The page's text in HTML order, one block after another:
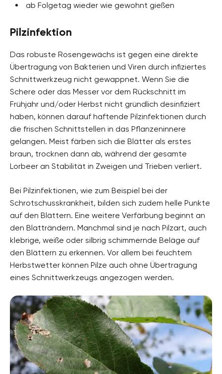
ab Folgetag wieder wie gewohnt gießen
Pilzinfektion
Das robuste Rosengewächs ist gegen eine direkte
Übertragung von Bakterien und Viren durch infiziertes
Schnittwerkzeug nicht gewappnet. Wenn Sie die
Schere oder das Messer vor dem Rückschnitt im
Frühjahr und/oder Herbst nicht gründlich desinfiziert
haben, können darauf haftende Pilzinfektionen durch
die frischen Schnittstellen in das Pflanzeninnere
gelangen. Meist färben sich die Blätter als erstes
braun, trocknen dann ab, während der gesamte
Lorbeer an Stabilität in Zweigen und Trieben verliert.
Bei Pilzinfektionen, wie zum Beispiel bei der
Schrotschusskrankheit, bilden sich zudem helle Punkte
auf den Blättern. Eine weitere Verfärbung beginnt an
den Blatträndern. Manchmal sind je nach Pilzart, auch
klebrige, weiße oder silbrig schimmernde Beläge auf
den Blättern zu erkennen. Vor allem bei feuchtem
Herbstwetter können Pilze auch ohne Übertragung
eines Schnittwerkzeugs angezogen werden.